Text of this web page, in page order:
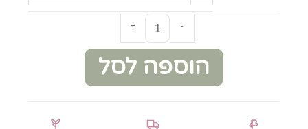
-
+
הוספה לסל